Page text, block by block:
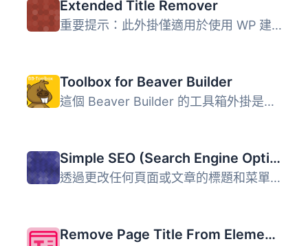
Extended Title Remover
重要提示：此外掛僅適用於使用 WP 建議功能顯示標題的每個主...
Toolbox for Beaver Builder
這個 Beaver Builder 的工具箱外掛是什麼？ 這個工具箱外掛是...
Simple SEO (Search Engine Optimization)
透過更改任何頁面或文章的標題和菜單輸出來優化您的網站或博...
Remove Page Title From Elementor Pages by Default